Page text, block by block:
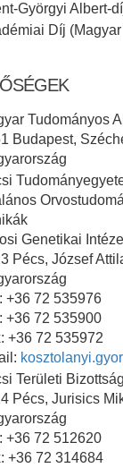
Györgyi Albert-
Díj
Tudományos
Budapest,
Genetikai
Pécs, József
+36 72 535976
+36 72 535900
+36 72 535972
Területi Bizottság
Pécs, Jurisics
+36 72 512620
+36 72 314684